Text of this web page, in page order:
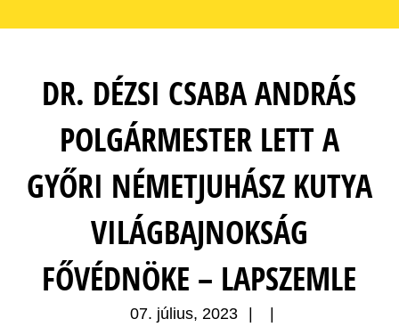
DR. DÉZSI CSABA ANDRÁS
POLGÁRMESTER LETT A
GYŐRI NÉMETJUHÁSZ KUTYA
VILÁGBAJNOKSÁG
FŐVÉDNÖKE – LAPSZEMLE
07. július, 2023